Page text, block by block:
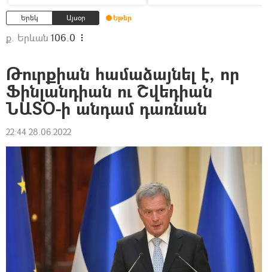
Երեկ Այսօր Եթեր
ք. Երևան 106.0
Թուրքիան համաձայնել է, որ
Ֆինլանդիան ու Շվեդիան
ՆԱՏՕ-ի անդամ դառնան
22:44 28.06.2022